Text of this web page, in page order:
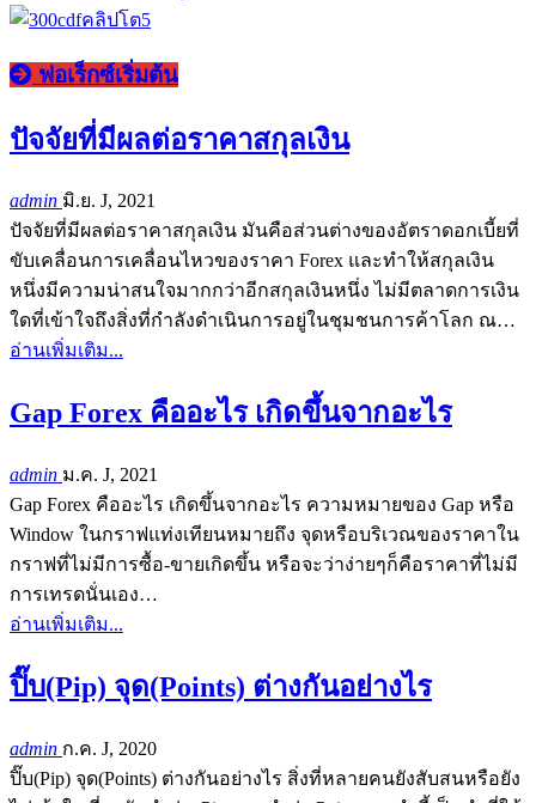
ฟอเร็กซ์เริ่มต้น
ปัจจัยที่มีผลต่อราคาสกุลเงิน
admin มิ.ย. J, 2021
ปัจจัยที่มีผลต่อราคาสกุลเงิน มันคือส่วนต่างของอัตราดอกเบี้ยที่
ขับเคลื่อนการเคลื่อนไหวของราคา Forex และทำให้สกุลเงิน
หนึ่งมีความน่าสนใจมากกว่าอีกสกุลเงินหนึ่ง ไม่มีตลาดการเงิน
ใดที่เข้าใจถึงสิ่งที่กำลังดำเนินการอยู่ในชุมชนการค้าโลก ณ…
อ่านเพิ่มเติม...
Gap Forex คืออะไร เกิดขึ้นจากอะไร
admin ม.ค. J, 2021
Gap Forex คืออะไร เกิดขึ้นจากอะไร ความหมายของ Gap หรือ
Window ในกราฟแท่งเทียนหมายถึง จุดหรือบริเวณของราคาใน
กราฟที่ไม่มีการซื้อ-ขายเกิดขึ้น หรือจะว่าง่ายๆก็คือราคาที่ไม่มี
การเทรดนั่นเอง…
อ่านเพิ่มเติม...
ปิ๊บ(Pip) จุด(Points) ต่างกันอย่างไร
admin ก.ค. J, 2020
ปิ๊บ(Pip) จุด(Points) ต่างกันอย่างไร สิ่งที่หลายคนยังสับสนหรือยัง